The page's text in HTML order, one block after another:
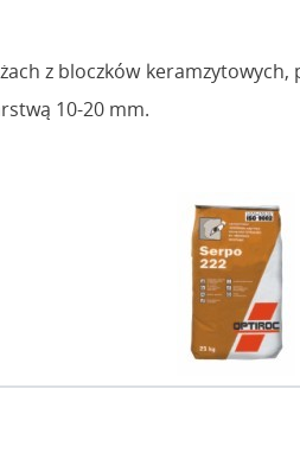
z bloczków
10-20 mm.